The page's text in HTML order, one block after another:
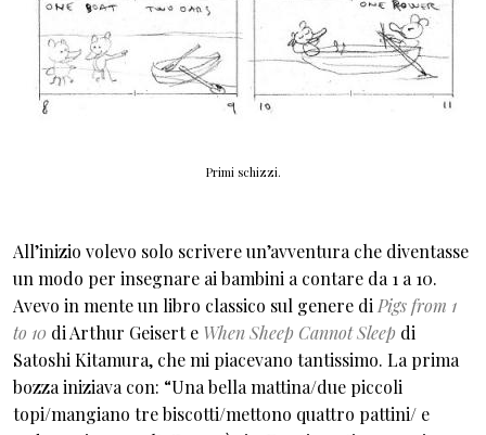
Primi schizzi.
All’inizio volevo solo scrivere un’avventura che diventasse
un modo per insegnare ai bambini a contare da 1 a 10.
Avevo in mente un libro classico sul genere di Pigs from 1
to 10 di Arthur Geisert e When Sheep Cannot Sleep di
Satoshi Kitamura, che mi piacevano tantissimo. La prima
bozza iniziava con: “Una bella mattina/due piccoli
topi/mangiano tre biscotti/mettono quattro pattini/ e